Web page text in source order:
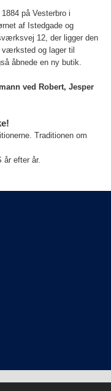
på Vesterbro i
af Istedgade og
12, der ligger den
og lager til
åbnede en ny butik.
ved Robert, Jesper
Traditionen om
år efter år.